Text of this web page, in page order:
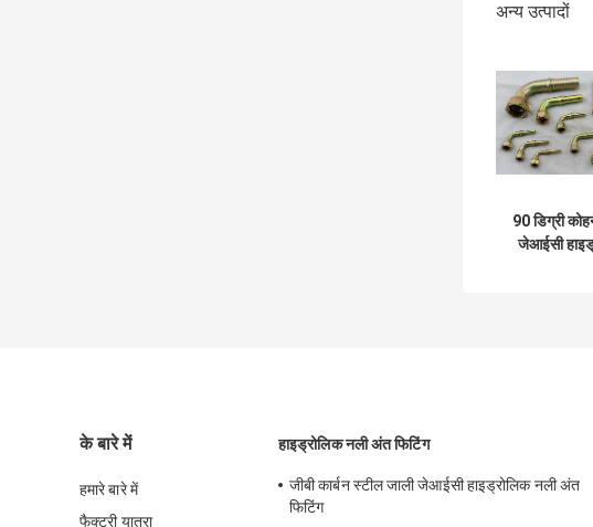
अन्य उत्पादों
90 डिग्री
जेआईसी
के बारे में
हमारे बारे में
फैक्टरी यात्रा
हाइड्रोलिक नली अंत फिटिंग
जीबी कार्बन स्टील जाली जेआईसी हाइड्रोलिक नली अंत
फिटिंग